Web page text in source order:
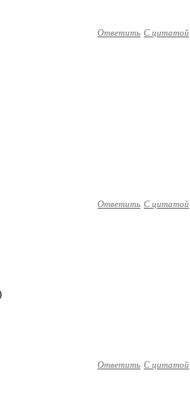
Ответить С цитатой
Ответить С цитатой
Ответить С цитатой